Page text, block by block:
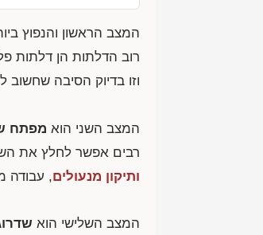
המצב הראשון והנפוץ
רוב הדלתות הן דלתות
וזו בדיוק הסיבה
המצב השני הוא מפתח
רבים אפשר לחלץ את
ותיקון מנעולים, עבודה
המצב השלישי הוא